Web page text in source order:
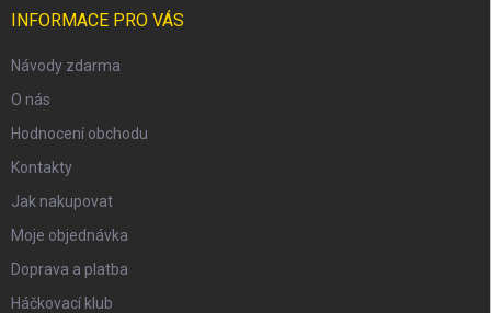
INFORMACE PRO VÁS
Návody zdarma
O nás
Hodnocení obchodu
Kontakty
Jak nakupovat
Moje objednávka
Doprava a platba
Háčkovací klub